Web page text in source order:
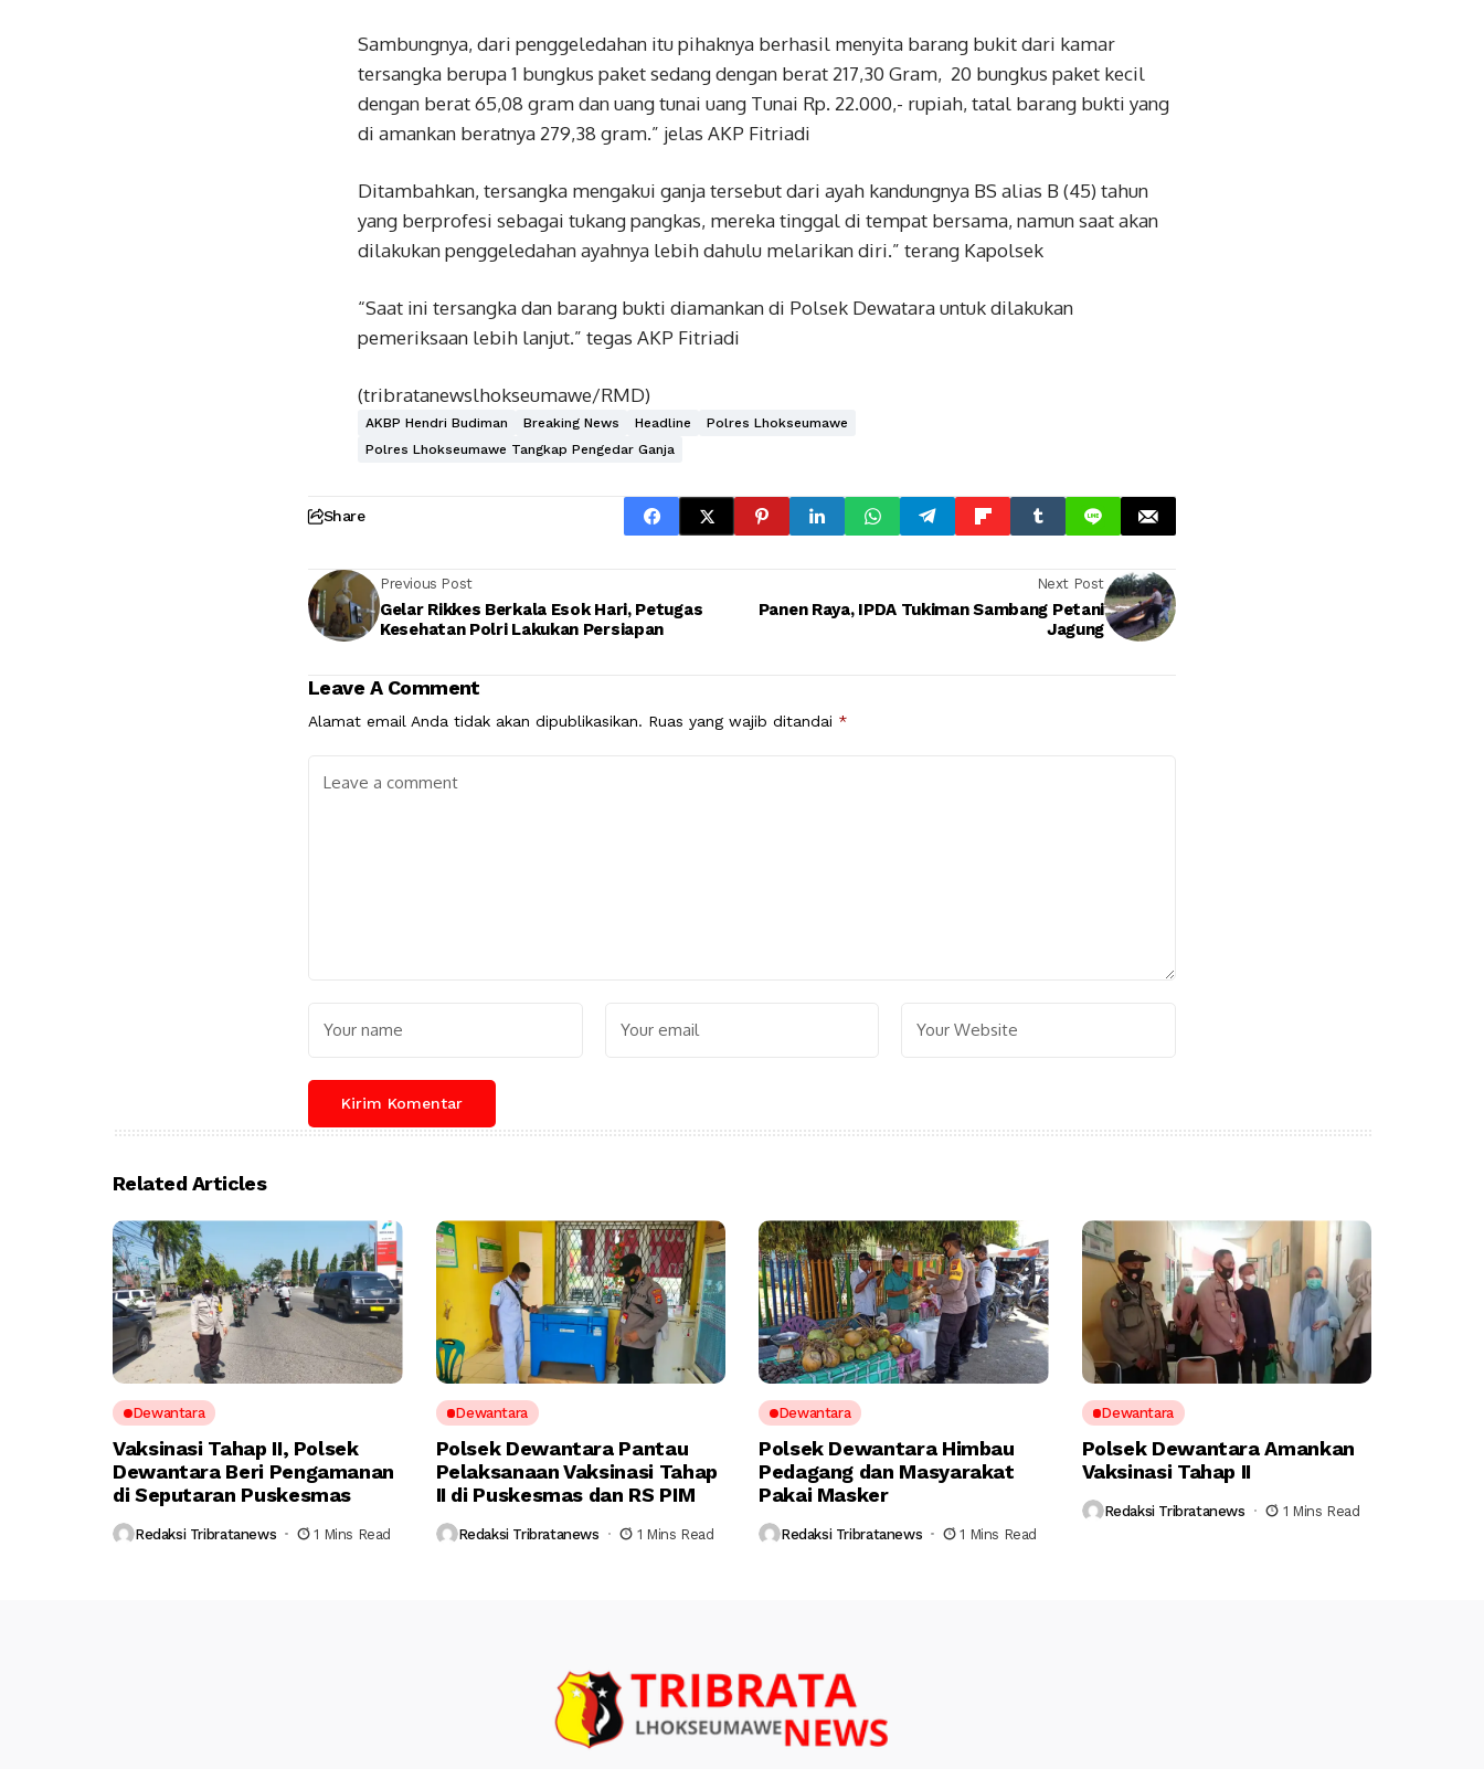
Sambungnya, dari penggeledahan itu pihaknya berhasil menyita barang bukit dari kamar
tersangka berupa 1 bungkus paket sedang dengan berat 217,30 Gram, 20 bungkus paket kecil
dengan berat 65,08 gram dan uang tunai uang Tunai Rp. 22.000,- rupiah, tatal barang bukti yang
di amankan beratnya 279,38 gram.” jelas AKP Fitriadi
Ditambahkan, tersangka mengakui ganja tersebut dari ayah kandungnya BS alias B (45) tahun
yang berprofesi sebagai tukang pangkas, mereka tinggal di tempat bersama, namun saat akan
dilakukan penggeledahan ayahnya lebih dahulu melarikan diri.” terang Kapolsek
“Saat ini tersangka dan barang bukti diamankan di Polsek Dewatara untuk dilakukan
pemeriksaan lebih lanjut.” tegas AKP Fitriadi
(tribratanewslhokseumawe/RMD)
AKBP Hendri Budiman Breaking News Headline
Polres Lhokseumawe
Polres Lhokseumawe Tangkap Pengedar Ganja
Share
Previous Post
Gelar Rikkes Berkala Esok Hari, Petugas
Kesehatan Polri Lakukan Persiapan
Next Post
Panen Raya, IPDA Tukiman Sambang Petani
Jagung
Leave A Comment
Alamat email Anda tidak akan dipublikasikan. Ruas yang wajib ditandai *
Related Articles
Dewantara
Vaksinasi Tahap II, Polsek
Dewantara Beri Pengamanan
di Seputaran Puskesmas
Redaksi Tribratanews 1 Mins Read
Dewantara
Polsek Dewantara Pantau
Pelaksanaan Vaksinasi Tahap
II di Puskesmas dan RS PIM
Redaksi Tribratanews 1 Mins Read
Dewantara
Polsek Dewantara Himbau
Pedagang dan Masyarakat
Pakai Masker
Redaksi Tribratanews 1 Mins Read
Dewantara
Polsek Dewantara Amankan
Vaksinasi Tahap II
Redaksi Tribratanews 1 Mins Read